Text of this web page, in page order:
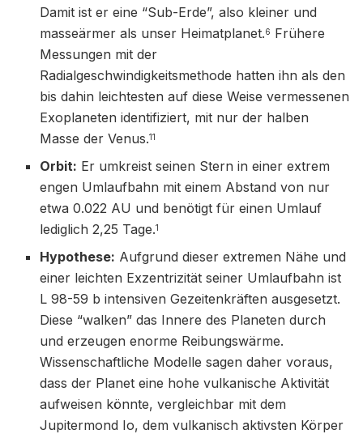
Damit ist er eine “Sub-Erde”, also kleiner und
masseärmer als unser Heimatplanet.6 Frühere
Messungen mit der
Radialgeschwindigkeitsmethode hatten ihn als den
bis dahin leichtesten auf diese Weise vermessenen
Exoplaneten identifiziert, mit nur der halben
Masse der Venus.11
Orbit: Er umkreist seinen Stern in einer extrem
engen Umlaufbahn mit einem Abstand von nur
etwa 0.022 AU und benötigt für einen Umlauf
lediglich 2,25 Tage.1
Hypothese: Aufgrund dieser extremen Nähe und
einer leichten Exzentrizität seiner Umlaufbahn ist
L 98-59 b intensiven Gezeitenkräften ausgesetzt.
Diese “walken” das Innere des Planeten durch
und erzeugen enorme Reibungswärme.
Wissenschaftliche Modelle sagen daher voraus,
dass der Planet eine hohe vulkanische Aktivität
aufweisen könnte, vergleichbar mit dem
Jupitermond Io, dem vulkanisch aktivsten Körper